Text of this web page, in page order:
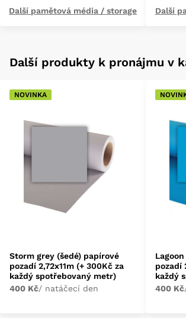
Další pamětová média / storage Další
Další produkty k pronájmu v
NOVINKA
Storm grey (šedé) papírové
pozadí 2,72x11m (+ 300Kč za
každý spotřebovaný metr)
400 Kč/ natáčecí den
pozadí
každý
400 Kč